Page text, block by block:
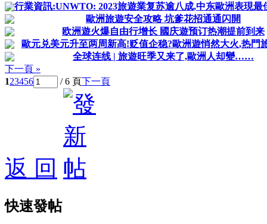
行業資訊:UNWTO: 2023旅遊業复苏逾八成,中东歐洲表現
歐洲旅遊安全攻略 坑爹花招通通闪開
欧洲遊火爆自由行增长 國庆遊预订热潮提前到来
歐元兑美元升至两周新高!贬值企稳?歐洲遊悄然大火,热門
全球连线 | 旅遊旺季又来了,歐洲人却變……
下一頁 »
123456 / 6 頁下一頁
返 回
快速發帖